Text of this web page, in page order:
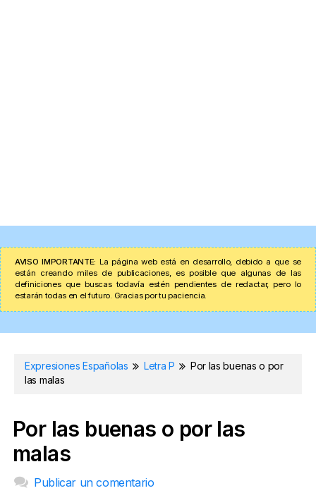
AVISO IMPORTANTE: La página web está en desarrollo, debido a que se
están creando miles de publicaciones, es posible que algunas de las
definiciones que buscas todavía estén pendientes de redactar, pero lo
estarán todas en el futuro. Gracias por tu paciencia.
Expresiones Españolas Letra P
Por las buenas o por
las malas
Por las buenas o por las
malas
Publicar un comentario